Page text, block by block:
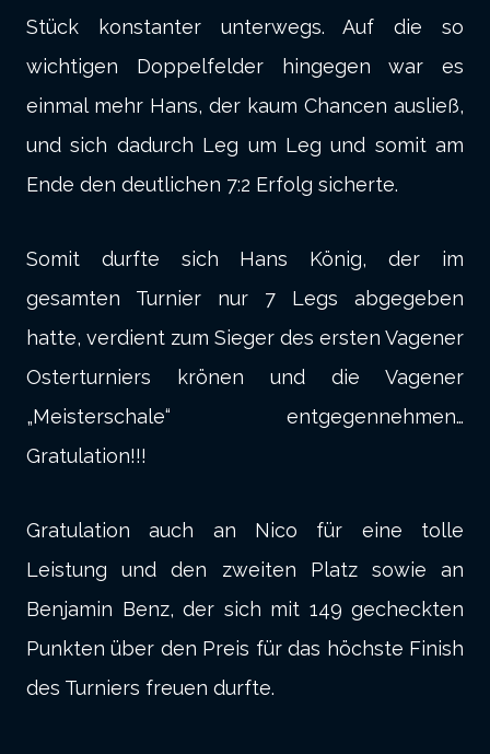
Stück konstanter unterwegs. Auf die so
wichtigen Doppelfelder hingegen war es
einmal mehr Hans, der kaum Chancen ausließ,
und sich dadurch Leg um Leg und somit am
Ende den deutlichen 7:2 Erfolg sicherte.
Somit durfte sich Hans König, der im
gesamten Turnier nur 7 Legs abgegeben
hatte, verdient zum Sieger des ersten Vagener
Osterturniers krönen und die Vagener
„Meisterschale“ entgegennehmen…
Gratulation!!!
Gratulation auch an Nico für eine tolle
Leistung und den zweiten Platz sowie an
Benjamin Benz, der sich mit 149 gecheckten
Punkten über den Preis für das höchste Finish
des Turniers freuen durfte.